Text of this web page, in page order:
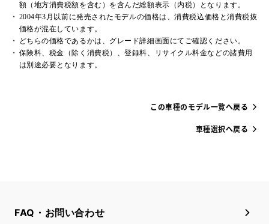
額（地方消費税額を含む）を含んだ総額表示（内税）となります。
2004年3月以前に発売されたモデルの価格は、消費税込価格と消費税抜
価格が混在しています。
どちらの価格であるかは、グレード詳細画面にてご確認ください。
保険料、税金（除く消費税）、登録料、リサイクル料金などの諸費用
は別途必要となります。
この車種のモデル一覧へ戻る
車種選択へ戻る
FAQ・お問い合わせ